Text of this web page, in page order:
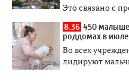
Это связано с
8:36 450
роддомах в июле
Во всех
лидируют